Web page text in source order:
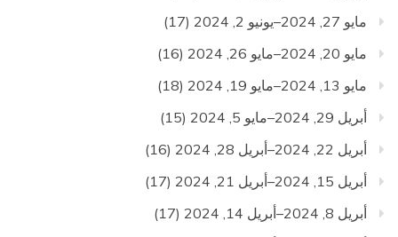
مايو 27, 2024–يونيو 2, 2024
(17)
مايو 20, 2024–مايو 26, 2024
(16)
مايو 13, 2024–مايو 19, 2024
(18)
أبريل 29, 2024–مايو 5, 2024
(15)
أبريل 22, 2024–أبريل 28, 2024
(16)
أبريل 15, 2024–أبريل 21, 2024
(17)
أبريل 8, 2024–أبريل 14, 2024
(17)